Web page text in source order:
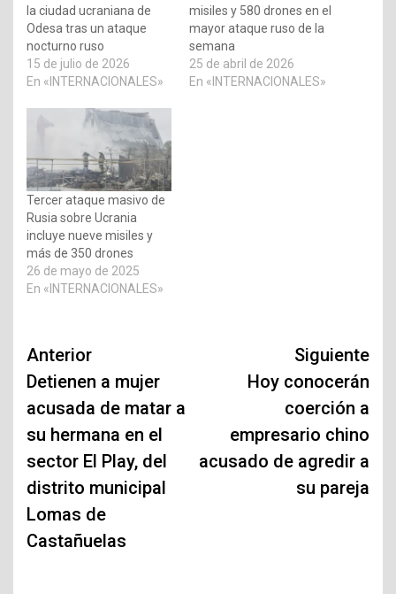
la ciudad ucraniana de
Odesa tras un ataque
nocturno ruso
15 de julio de 2026
En «INTERNACIONALES»
misiles y 580 drones en el
mayor ataque ruso de la
semana
25 de abril de 2026
En «INTERNACIONALES»
Tercer ataque masivo de
Rusia sobre Ucrania
incluye nueve misiles y
más de 350 drones
26 de mayo de 2025
En «INTERNACIONALES»
Navegación
de
entradas
Anterior
Detienen a mujer
acusada de matar a
su hermana en el
sector El Play, del
distrito municipal
Lomas de
Castañuelas
Siguiente
Hoy conocerán
coerción a
empresario chino
acusado de agredir a
su pareja